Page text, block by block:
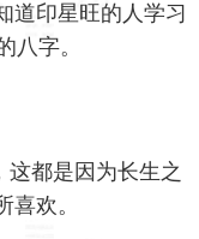
道印星旺的人学习
八字。
这都是因为长生之
欢。